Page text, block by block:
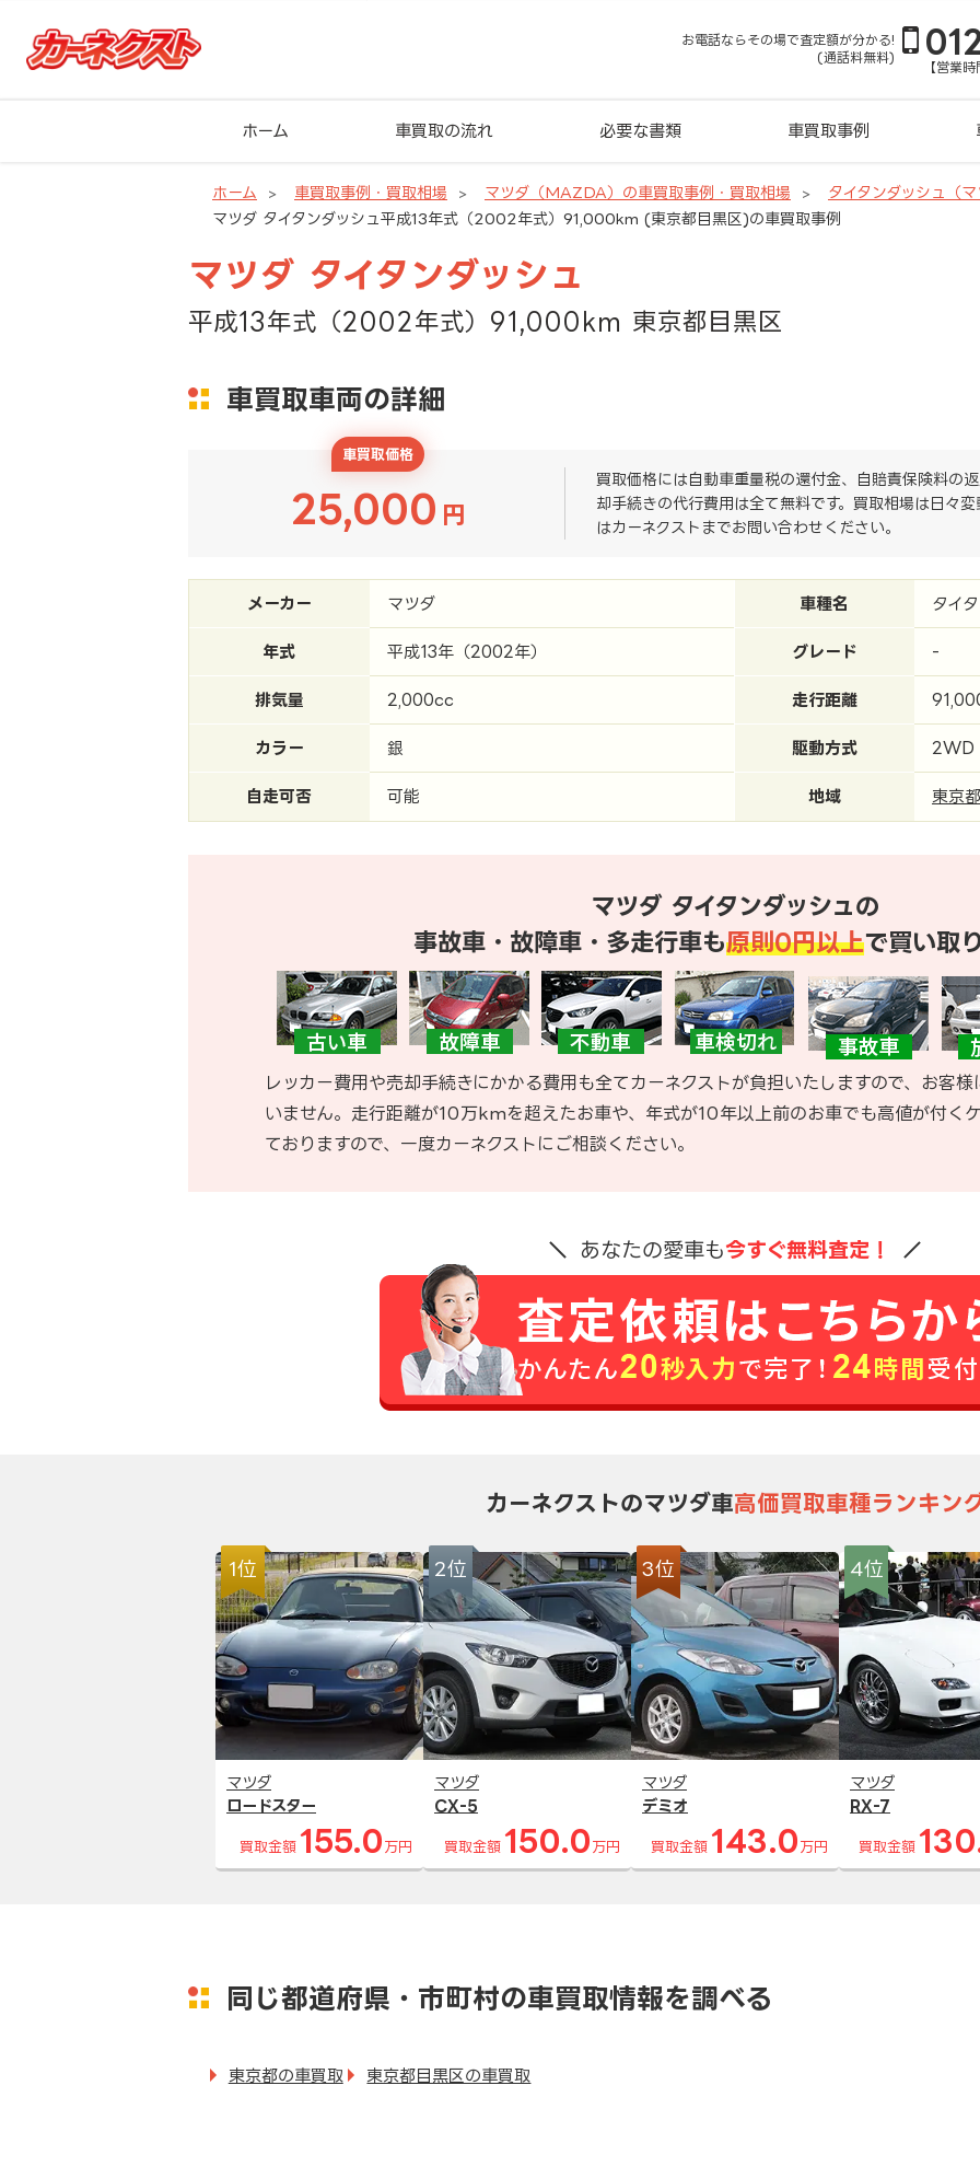
お電話ならその場で査定額が分かる!
(通話料無料)
【営業
ホーム 車買取の流れ 必要な書類 車買取事例
ホーム 車買取事例・買取相場 マツダ（MAZDA）の車買取事例・買取相場
タイタンダッシュ（
マツダ タイタンダッシュ平成13年式（2002年式）91,000km (東京都目黒区)の車買取事例
マツダ タイタンダッシュ
平成13年式（2002年式）91,000km 東京都目黒区
車買取車両の詳細
車買取価格
25,000 円
買取価格には自動車重量税の還付金、自賠責保険料の
却手続きの代行費用は全て無料です。買取相場は日々
はカーネクストまでお問い合わせください。
メーカー マツダ 車種名 タイ
年式 平成13年（2002年） グレード -
排気量 2,000cc 走行距離
カラー 銀 駆動方式 2WD
自走可否 可能 地域 東京都
マツダ タイタンダッシュの
事故車・故障車・多走行車も原則0円以上で買い取
レッカー費用や売却手続きにかかる費用も全てカーネクストが負担いたしますので、お客
いません。走行距離が10万kmを超えたお車や、年式が10年以上前のお車でも高値が付く
ておりますので、一度カーネクストにご相談ください。
あなたの愛車も今すぐ無料査定！
カーネクストのマツダ車高価買取車種ランキン
1位
マツダ
ロードスター
買取金額 155.0 万円
2位
マツダ
CX-5
買取金額 150.0 万円
3位
マツダ
デミオ
買取金額 143.0 万円
4位
マツダ
RX-7
買取金額
同じ都道府県・市町村の車買取情報を調べる
東京都の車買取 東京都目黒区の車買取